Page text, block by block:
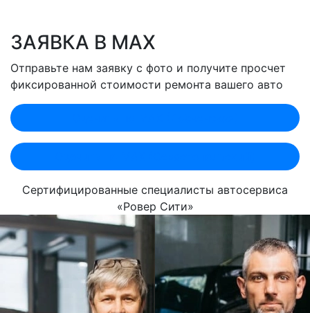
ЗАЯВКА В MAX
Отправьте нам заявку с фото и получите просчет
фиксированной стоимости ремонта вашего авто
Сертифицированные специалисты автосервиса
«Ровер Сити»